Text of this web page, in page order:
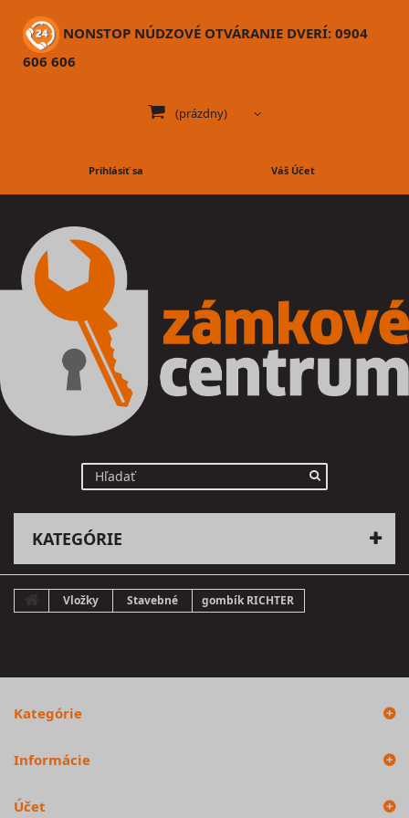
NONSTOP NÚDZOVÉ OTVÁRANIE DVERÍ: 0904
606 606
(prázdny)
Prihlásiť sa Váš Účet
KATEGÓRIE
Vložky Stavebné gombík RICHTER
Kategórie
Informácie
Účet